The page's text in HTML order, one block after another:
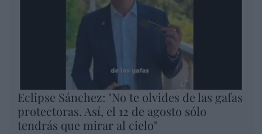
Eclipse Sánchez: "No te olvides de las gafas
protectoras. Así, el 12 de agosto sólo
tendrás que mirar al cielo"